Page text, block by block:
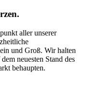
aller unserer
und Groß. Wir halten
neuesten Stand des
behaupten.